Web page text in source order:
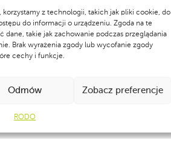
korzystamy z technologii, takich jak pliki cookie, do
do informacji o urządzeniu. Zgoda na te
takie jak zachowanie podczas przeglądania
Brak wyrażenia zgody lub wycofanie zgody
cechy i funkcje.
Odmów Zobacz preferencje
RODO